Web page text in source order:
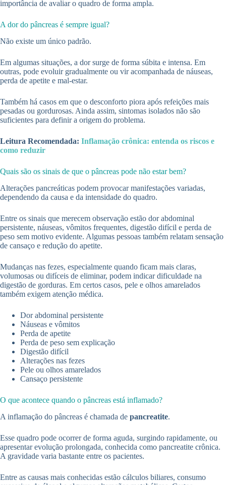
importância de avaliar o quadro de forma ampla.
A dor do pâncreas é sempre igual?
Não existe um único padrão.
Em algumas situações, a dor surge de forma súbita e intensa. Em
outras, pode evoluir gradualmente ou vir acompanhada de náuseas,
perda de apetite e mal-estar.
Também há casos em que o desconforto piora após refeições mais
pesadas ou gordurosas. Ainda assim, sintomas isolados não são
suficientes para definir a origem do problema.
Leitura Recomendada: Inflamação crônica: entenda os riscos e
como reduzir
Quais são os sinais de que o pâncreas pode não estar bem?
Alterações pancreáticas podem provocar manifestações variadas,
dependendo da causa e da intensidade do quadro.
Entre os sinais que merecem observação estão dor abdominal
persistente, náuseas, vômitos frequentes, digestão difícil e perda de
peso sem motivo evidente. Algumas pessoas também relatam sensação
de cansaço e redução do apetite.
Mudanças nas fezes, especialmente quando ficam mais claras,
volumosas ou difíceis de eliminar, podem indicar dificuldade na
digestão de gorduras. Em certos casos, pele e olhos amarelados
também exigem atenção médica.
Dor abdominal persistente
Náuseas e vômitos
Perda de apetite
Perda de peso sem explicação
Digestão difícil
Alterações nas fezes
Pele ou olhos amarelados
Cansaço persistente
O que acontece quando o pâncreas está inflamado?
A inflamação do pâncreas é chamada de pancreatite.
Esse quadro pode ocorrer de forma aguda, surgindo rapidamente, ou
apresentar evolução prolongada, conhecida como pancreatite crônica.
A gravidade varia bastante entre os pacientes.
Entre as causas mais conhecidas estão cálculos biliares, consumo